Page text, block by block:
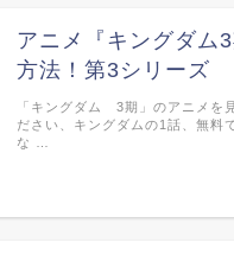
アニメ『キングダム
方法！第3シリーズ
「キングダム 3期」のアニメを
ださい、キングダムの1話、無料
な …